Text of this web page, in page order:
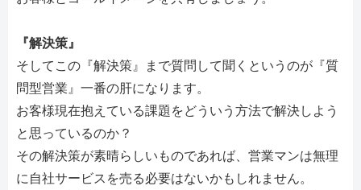
『解決策』
そしてこの『解決策』まで質問して聞くというのが『質
問型営業』一番の肝になります。
お客様現在抱えている課題をどういう方法で解決しよう
と思っているのか？
その解決策が素晴らしいものであれば、営業マンは無理
に自社サービスを売る必要はないかもしれません。